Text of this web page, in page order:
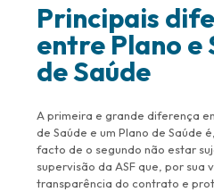
Principais
entre Plano e
de Saúde
A primeira e grande diferença
de Saúde e um Plano de Saúde
facto de o segundo não estar
supervisão da ASF que, por sua
transparência do contrato e